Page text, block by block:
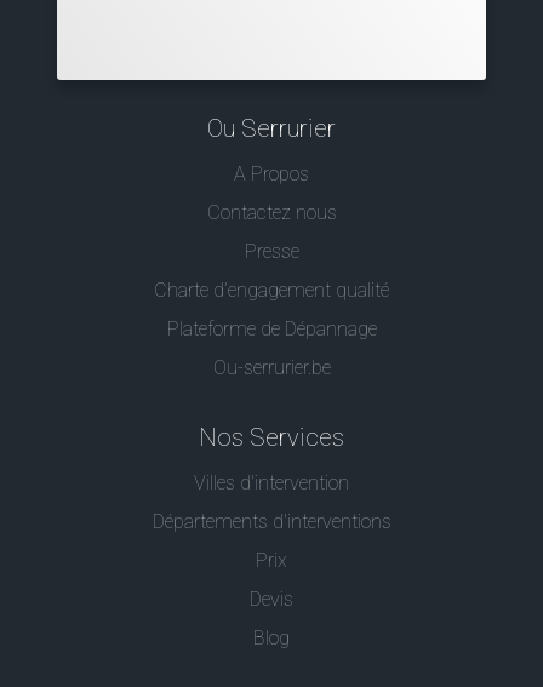
Ou Serrurier
A Propos
Contactez nous
Presse
Charte d’engagement qualité
Plateforme de Dépannage
Ou-serrurier.be
Nos Services
Villes d'intervention
Départements d'interventions
Prix
Devis
Blog